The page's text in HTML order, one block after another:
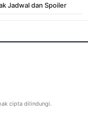
Jadwal dan Spoiler
cipta dilindungi.